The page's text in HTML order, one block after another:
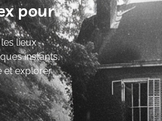
pour
lieux
instants,
et explorer